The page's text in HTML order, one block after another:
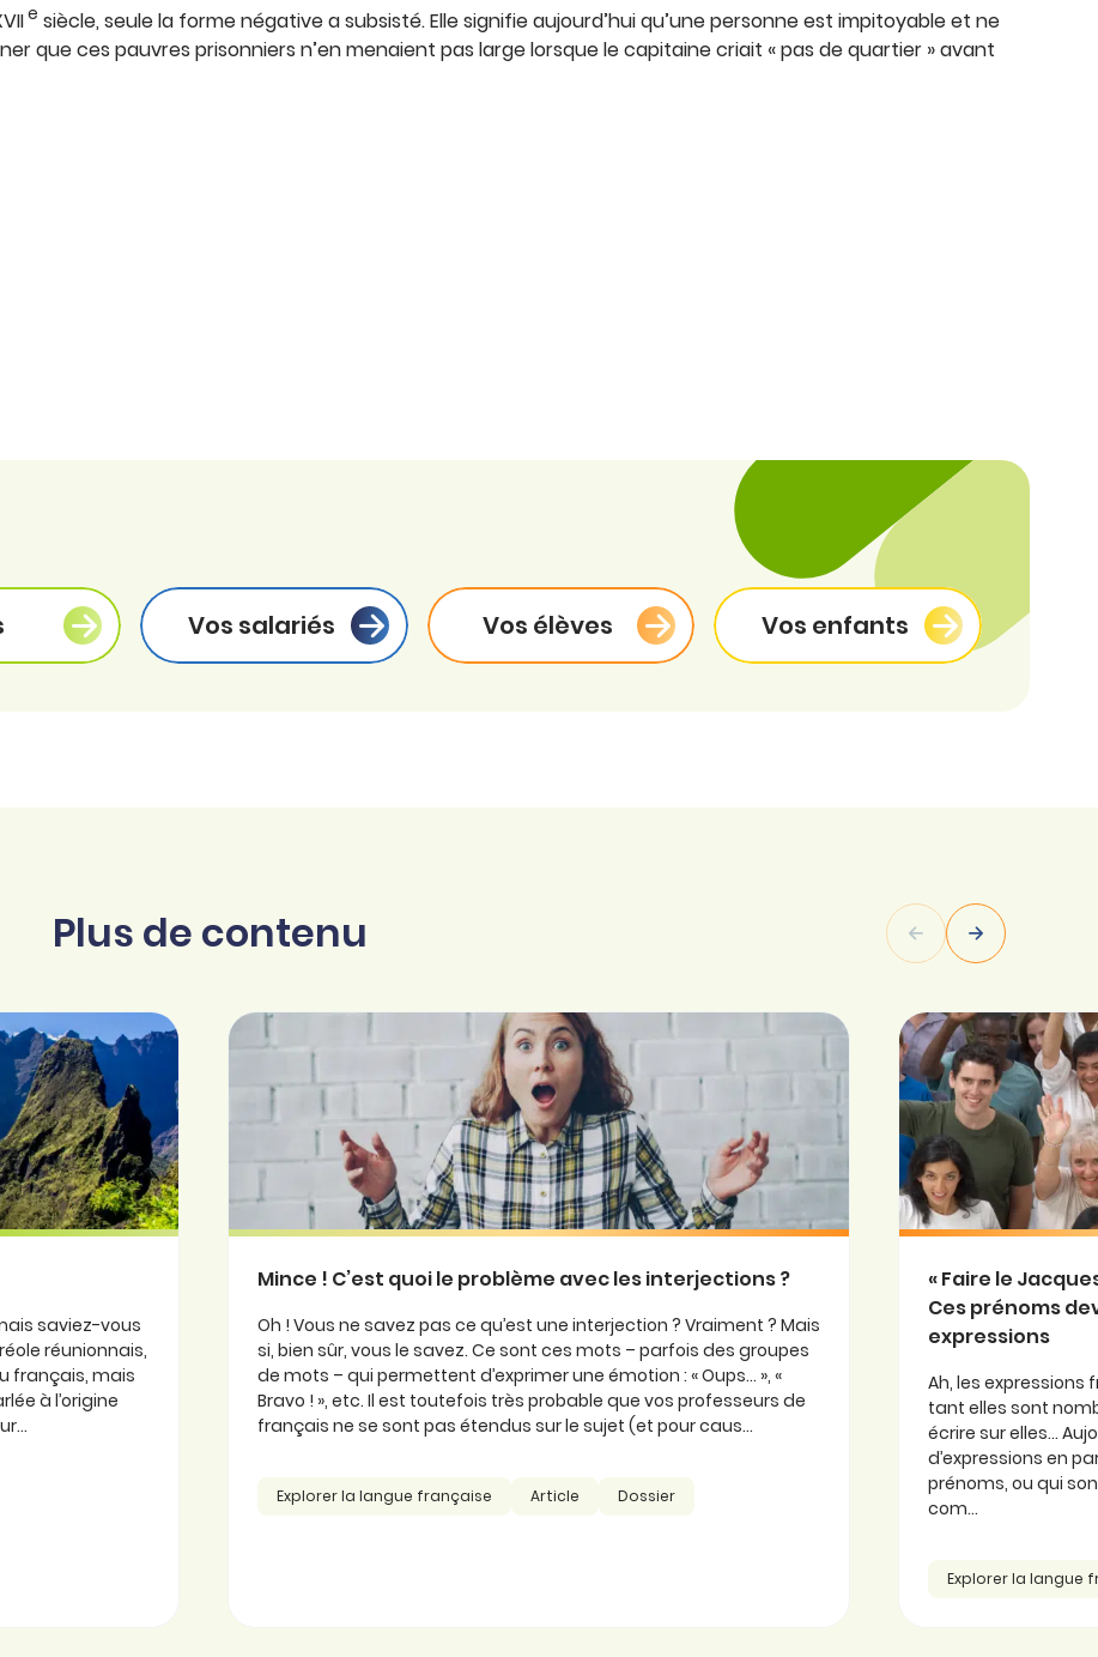
e siècle, seule la forme négative a subsisté. Elle signifie aujourd’hui qu’une personne est impitoyable et ne
que ces pauvres prisonniers n’en menaient pas large lorsque le capitaine criait « pas de quartier » avant
Vos salariés Vos élèves Vos enfants
Plus de contenu
saviez-vous
réunionnais,
français, mais
à l’origine
Mince ! C’est quoi le problème avec les interjections ?
Oh ! Vous ne savez pas ce qu’est une interjection ? Vraiment ? Mais
si, bien sûr, vous le savez. Ce sont ces mots – parfois des groupes
de mots – qui permettent d’exprimer une émotion : « Oups… », «
Bravo ! », etc. Il est toutefois très probable que vos professeurs de
français ne se sont pas étendus sur le sujet (et pour caus...
Explorer la langue française Article Dossier
« Faire le
Ces prénoms
expressions
Ah, les expressions
tant elles sont
écrire sur elles…
d’expressions en
prénoms, ou qui
com...
Explorer la langue